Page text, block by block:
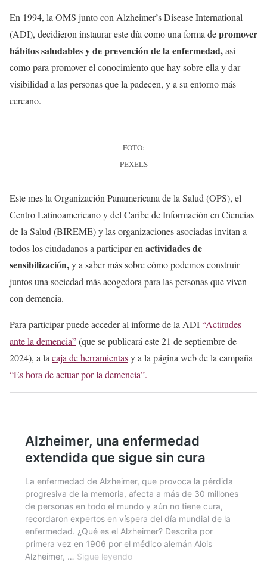
En 1994, la OMS junto con Alzheimer’s Disease International
(ADI), decidieron instaurar este día como una forma depromover
hábitos saludables y de prevención de la enfermedad,así
como para promover el conocimiento que hay sobre ella y dar
visibilidad a las personas que la padecen, y a su entorno más
cercano.
FOTO:
PEXELS
Este mes la Organización Panamericana de la Salud (OPS), el
Centro Latinoamericano y del Caribe de Información en Ciencias
de la Salud (BIREME) y las organizaciones asociadas invitan a
todos los ciudadanos a participar enactividades de
sensibilización,y a saber más sobre cómo podemos construir
juntos una sociedad más acogedora para las personas que viven
con demencia.
Para participar puede acceder al informe de la ADI“Actitudes
ante la demencia”(que se publicará este 21 de septiembre de
2024), a lacaja de herramientasy a la página web de la campaña
“Es hora de actuar por la demencia”.